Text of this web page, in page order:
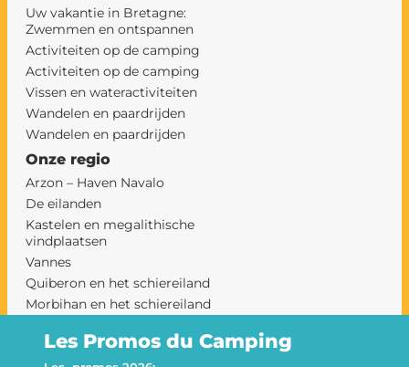
Les Promos du Camping
Uw vakantie in Bretagne:
Zwemmen en ontspannen
Activiteiten op de camping
Activiteiten op de camping
Vissen en wateractiviteiten
Wandelen en paardrijden
Wandelen en paardrijden
Onze regio
Arzon – Haven Navalo
De eilanden
Kastelen en megalithische
vindplaatsen
Vannes
Quiberon en het schiereiland
Morbihan en het schiereiland
camping sarzeau